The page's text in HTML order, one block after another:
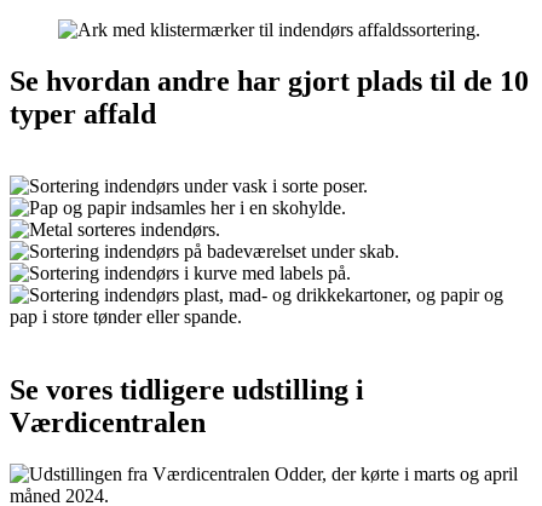
Se hvordan andre har gjort plads til de 10
typer affald
Se vores tidligere udstilling i
Værdicentralen